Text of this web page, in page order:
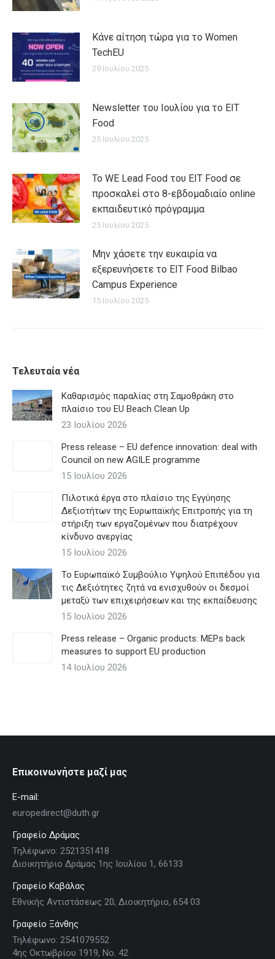
Κάνε αίτηση τώρα για το Women
TechEU
29 Ιουλίου 2025
Newsletter του Ιουλίου για το EIT
Food
25 Ιουλίου 2025
Το WE Lead Food του EIT Food σε
προσκαλεί στο 8-εβδομαδιαίο online
εκπαιδευτικό πρόγραμμα
25 Ιουλίου 2025
Μην χάσετε την ευκαιρία να
εξερευνήσετε το EIT Food Bilbao
Campus Experience
15 Ιουλίου 2025
Τελευταία νέα
Καθαρισμός παραλίας στη Σαμοθράκη στο
πλαίσιο του EU Beach Clean Up
23 Ιουλίου 2026
Press release – EU defence innovation: deal with
Council on new AGILE programme
15 Ιουλίου 2026
Πιλοτικά έργα στο πλαίσιο της Εγγύησης
Δεξιοτήτων της Ευρωπαϊκής Επιτροπής για τη
στήριξη των εργαζομένων που διατρέχουν
κίνδυνο ανεργίας
15 Ιουλίου 2026
Το Ευρωπαϊκό Συμβούλιο Υψηλού Επιπέδου για
τις Δεξιότητες ζητά να ενισχυθούν οι δεσμοί
μεταξύ των επιχειρήσεων και της εκπαίδευσης
15 Ιουλίου 2026
Press release – Organic products: MEPs back
measures to support EU production
14 Ιουλίου 2026
Επικοινωνήστε μαζί μας
E-mail:
europedirect@duth.gr
Γραφείο Δράμας
Τηλέφωνο: 2521351418
Διοικητήριο Δράμας 1ης Ιουλίου 1, 66133
Γραφείο Καβάλας
Εθνικής Αντιστάσεως 20, Διοικητήριο, 654 03
Γραφείο Ξάνθης
Τηλέφωνο: 2541079552
4ης Οκτωβρίου 1919, Νο. 42